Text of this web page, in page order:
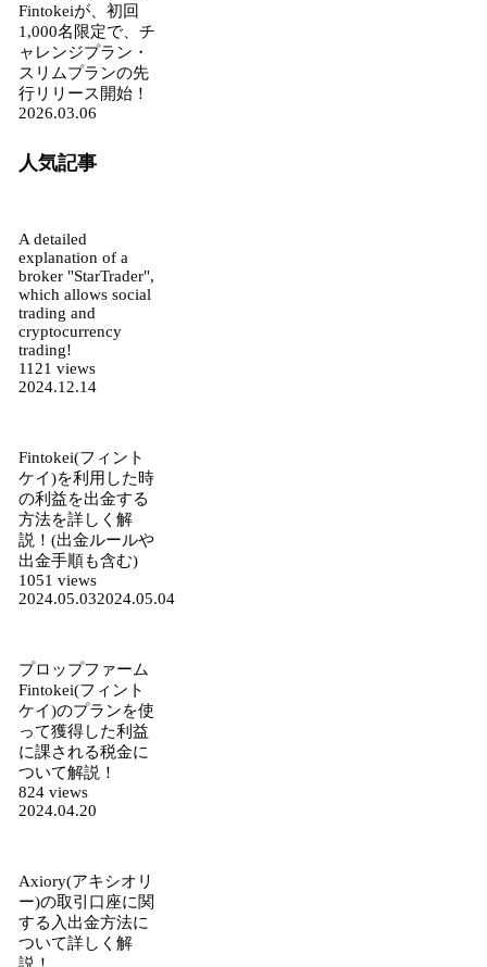
Fintokeiが、初回
1,000名限定で、チ
ャレンジプラン・
スリムプランの先
行リリース開始！
2026.03.06
人気記事
A detailed
explanation of a
broker "StarTrader",
which allows social
trading and
cryptocurrency
trading!
1121 views
2024.12.14
Fintokei(フィント
ケイ)を利用した時
の利益を出金する
方法を詳しく解
説！(出金ルールや
出金手順も含む)
1051 views
2024.05.032024.05.04
プロップファーム
Fintokei(フィント
ケイ)のプランを使
って獲得した利益
に課される税金に
ついて解説！
824 views
2024.04.20
Axiory(アキシオリ
ー)の取引口座に関
する入出金方法に
ついて詳しく解
説！